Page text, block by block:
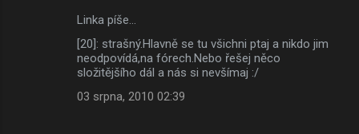
Linka píše…
[20]: strašný.Hlavně se tu všichni ptaj a nikdo jim
neodpovídá,na fórech.Nebo řešej něco
složitějšího dál a nás si nevšímaj :/
03 srpna, 2010 02:39